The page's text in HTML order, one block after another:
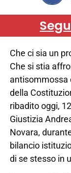
Che ci sia un
Che si stia
antisommossa
della
ribadito oggi,
Giustizia
Novara,
bilancio
di se stesso in